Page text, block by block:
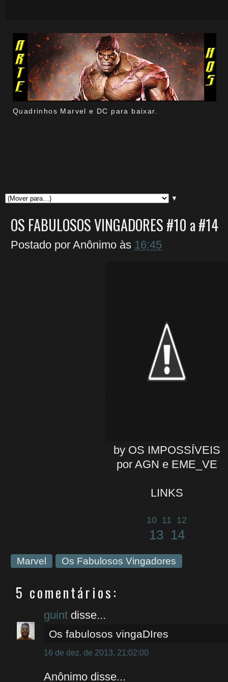
Quadrinhos Marvel e DC para baixar.
▼
OS FABULOSOS VINGADORES #10 a #14
Postado por Anônimo às 16:45
by OS IMPOSSÍVEIS
por AGN e EME_VE
LINKS
10 11 12
13 14
Marvel Os Fabulosos Vingadores
5 comentários:
guint disse...
Os fabulosos vingaDIres
16 de dez. de 2013, 21:02:00
Anônimo disse...